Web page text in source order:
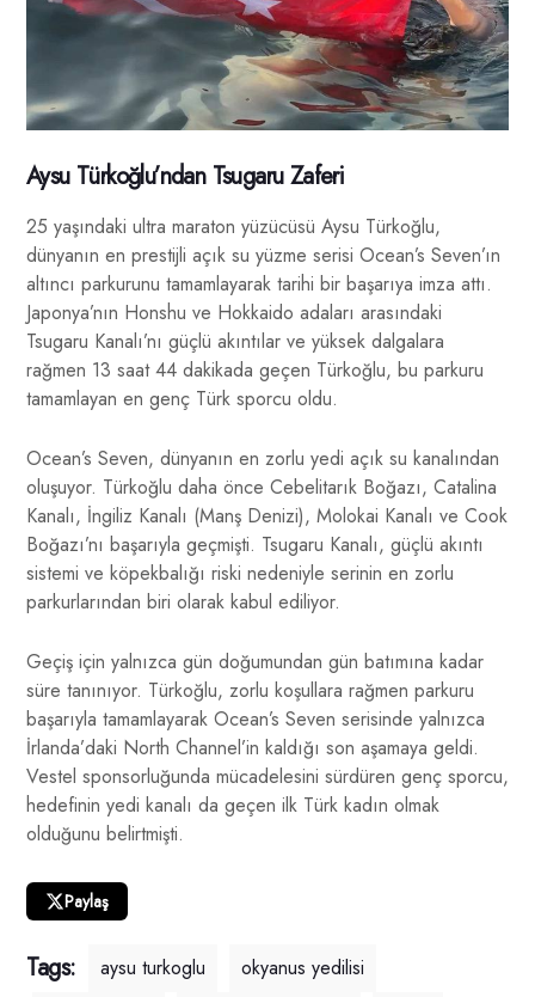
Aysu Türkoğlu’ndan Tsugaru Zaferi
25 yaşındaki ultra maraton yüzücüsü Aysu Türkoğlu,
dünyanın en prestijli açık su yüzme serisi Ocean’s Seven’ın
altıncı parkurunu tamamlayarak tarihi bir başarıya imza attı.
Japonya’nın Honshu ve Hokkaido adaları arasındaki
Tsugaru Kanalı’nı güçlü akıntılar ve yüksek dalgalara
rağmen 13 saat 44 dakikada geçen Türkoğlu, bu parkuru
tamamlayan en genç Türk sporcu oldu.
Ocean’s Seven, dünyanın en zorlu yedi açık su kanalından
oluşuyor. Türkoğlu daha önce Cebelitarık Boğazı, Catalina
Kanalı, İngiliz Kanalı (Manş Denizi), Molokai Kanalı ve Cook
Boğazı’nı başarıyla geçmişti. Tsugaru Kanalı, güçlü akıntı
sistemi ve köpekbalığı riski nedeniyle serinin en zorlu
parkurlarından biri olarak kabul ediliyor.
Geçiş için yalnızca gün doğumundan gün batımına kadar
süre tanınıyor. Türkoğlu, zorlu koşullara rağmen parkuru
başarıyla tamamlayarak Ocean’s Seven serisinde yalnızca
İrlanda’daki North Channel’in kaldığı son aşamaya geldi.
Vestel sponsorluğunda mücadelesini sürdüren genç sporcu,
hedefinin yedi kanalı da geçen ilk Türk kadın olmak
olduğunu belirtmişti.
Paylaş
Tags: aysu turkoglu
okyanus yedilisi